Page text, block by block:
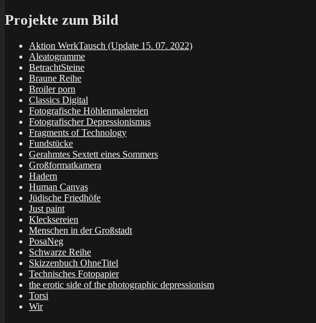
Projekte zum Bild
Aktion WerkTausch (Update 15. 07. 2022)
Aleatogramme
BetrachtSteine
Braune Reihe
Broiler porn
Classics Digital
Fotografische Höhlenmalereien
Fotografischer Depressionismus
Fragments of Technology
Fundstücke
Gerahmtes Sextett eines Sommers
Großformatkamera
Hadern
Human Canvas
Jüdische Friedhöfe
Just paint
Klecksereien
Menschen in der Großstadt
PosaNeg
Schwarze Reihe
Skizzenbuch OhneTitel
Technisches Fotopapier
the erotic side of the photographic depressionism
Torsi
Wir